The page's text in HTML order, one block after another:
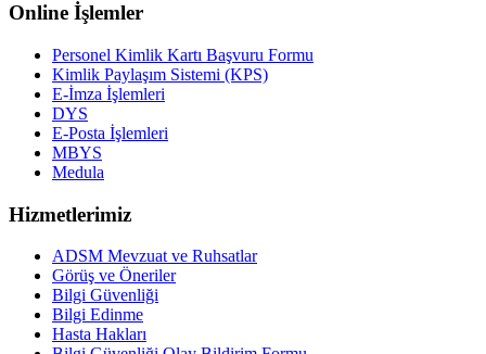
Online İşlemler
Personel Kimlik Kartı Başvuru Formu
Kimlik Paylaşım Sistemi (KPS)
E-İmza İşlemleri
DYS
E-Posta İşlemleri
MBYS
Medula
Hizmetlerimiz
ADSM Mevzuat ve Ruhsatlar
Görüş ve Öneriler
Bilgi Güvenliği
Bilgi Edinme
Hasta Hakları